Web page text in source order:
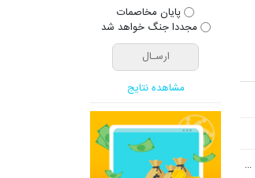
پایان مخاصمات
مجددا جنگ خواهد شد
مشاهده نتایج